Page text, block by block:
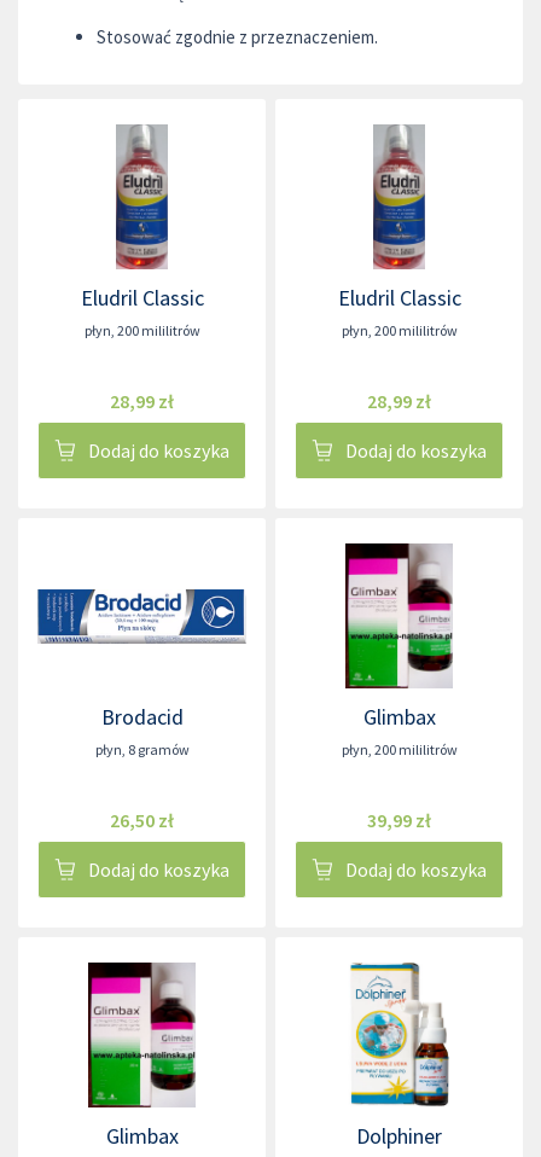
Stosować zgodnie z przeznaczeniem.
Eludril Classic
płyn 200 mililitrów
28,99 zł
Dodaj do koszyka
Eludril Classic
płyn 200 mililitrów
28,99 zł
Dodaj do koszyka
Brodacid
płyn 8 gramów
26,50 zł
Dodaj do koszyka
Glimbax
płyn 200 mililitrów
39,99 zł
Dodaj do koszyka
Glimbax Dolphiner